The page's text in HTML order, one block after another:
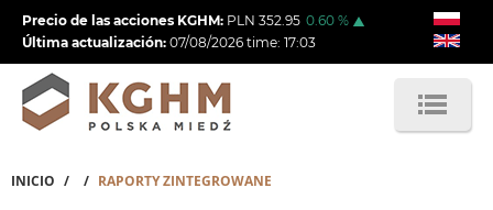
Pasar
contenido
principal
Precio de las acciones KGHM: PLN 352.95 0.60 %
Última actualización: 07/08/2026 time: 17:03
INICIO RAPORTY ZINTEGROWANE